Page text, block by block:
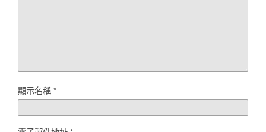
顯示名稱*